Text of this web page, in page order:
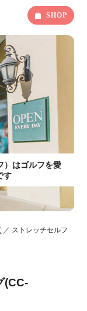
SHOP
）はゴルフを愛
す
／ ストレッチセルフ
(CC-